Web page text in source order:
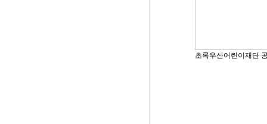
초록우산어린이재단